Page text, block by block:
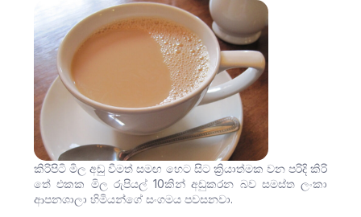
කිරිපිටි මිල අඩු වීමත් සමඟ හෙට සිට ක්‍රියාත්මක වන පරිදි කිරි
තේ එකක මිල රුපියල් 10කින් අඩුකරන බව සමස්ත ලංකා
ආපනශාලා හිමියන්ගේ සංගමය පවසනවා.